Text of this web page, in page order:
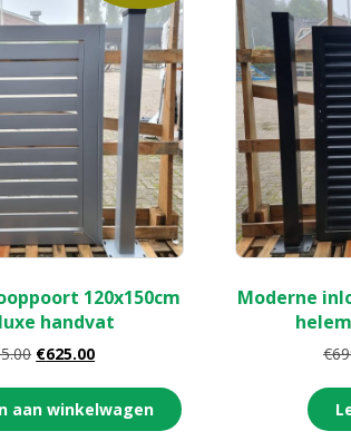
120x150cm
handvat
€625.00
aan winkelwagen
Moderne
€